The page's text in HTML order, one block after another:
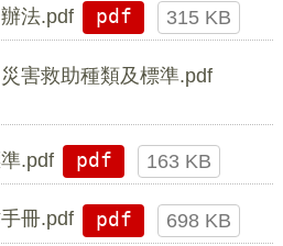
法.pdf pdf 315 KB
害救助種類及標準.pdf
.pdf pdf 163 KB
冊.pdf pdf 698 KB